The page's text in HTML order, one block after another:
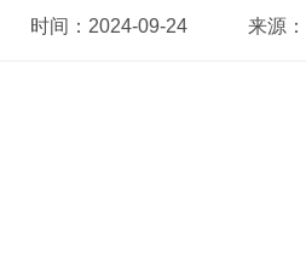
时间： 2024-09-24 来源：